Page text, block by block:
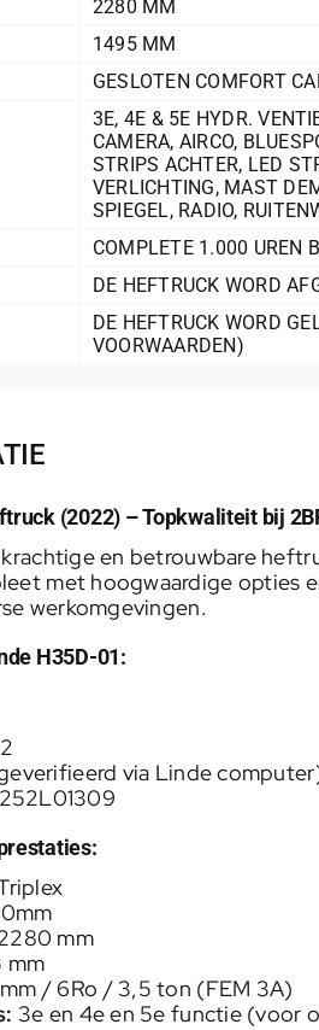
2280 MM
1495 MM
GESLOTEN COMFORT
3E, 4E & 5E HYDR.
CAMERA, AIRCO,
STRIPS ACHTER, LED
VERLICHTING, MAST
SPIEGEL, RADIO,
COMPLETE 1.000 UREN
DE HEFTRUCK WORD
DE HEFTRUCK WORD
VOORWAARDEN)
(2022) – Topkwaliteit bij
en betrouwbare
met hoogwaardige opties
werkomgevingen.
H35D-01:
via Linde
mm
mm
mm / 6Ro / 3,5 ton (FEM 3A)
3e en 4e en 5e functie (voor